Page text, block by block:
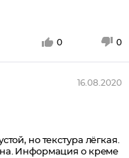
0 0
16.08.2020
но текстура лёгкая.
Информация о креме